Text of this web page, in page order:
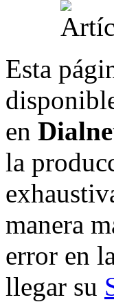
Esta
en
la
manera
error en
llegar su